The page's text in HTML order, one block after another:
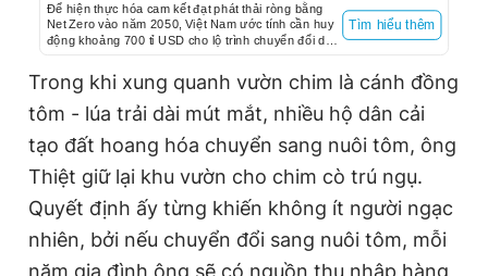
Để hiện thực hóa cam kết đạt phát thải ròng bằng
Net Zero vào năm 2050, Việt Nam ước tính cần huy
động khoảng 700 tỉ USD cho lộ trình chuyển đổi dài
hạn.
Tìm hiểu thêm
Trong khi xung quanh vườn chim là cánh đồng
tôm - lúa trải dài mút mắt, nhiều hộ dân cải
tạo đất hoang hóa chuyển sang nuôi tôm, ông
Thiệt giữ lại khu vườn cho chim cò trú ngụ.
Quyết định ấy từng khiến không ít người ngạc
nhiên, bởi nếu chuyển đổi sang nuôi tôm, mỗi
năm gia đình ông sẽ có nguồn thu nhập hàng